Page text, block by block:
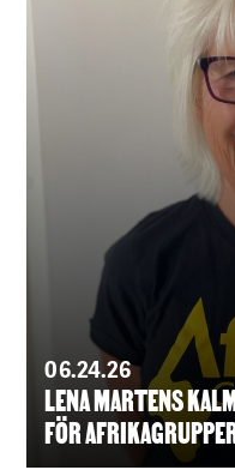
06.24.26
LENA MARTENS
FÖR